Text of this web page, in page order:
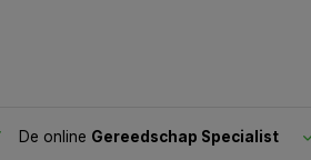
De online Gereedschap Specialist